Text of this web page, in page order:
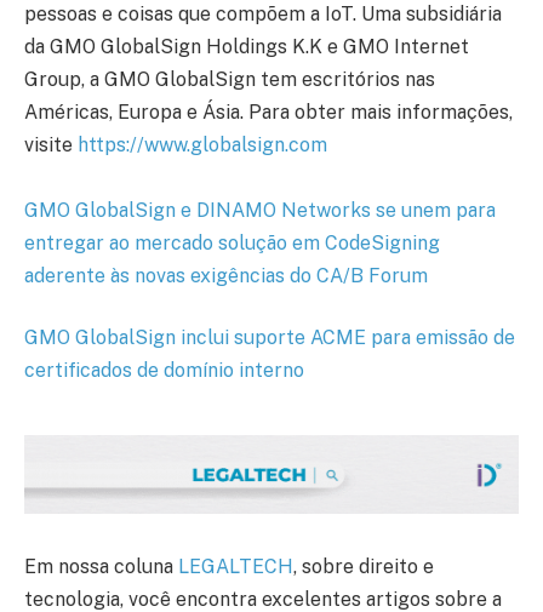
pessoas e coisas que compõem a IoT. Uma subsidiária
da GMO GlobalSign Holdings K.K e GMO Internet
Group, a GMO GlobalSign tem escritórios nas
Américas, Europa e Ásia. Para obter mais informações,
visite https://www.globalsign.com
GMO GlobalSign e DINAMO Networks se unem para
entregar ao mercado solução em CodeSigning
aderente às novas exigências do CA/B Forum
GMO GlobalSign inclui suporte ACME para emissão de
certificados de domínio interno
Em nossa coluna LEGALTECH, sobre direito e
tecnologia, você encontra excelentes artigos sobre a